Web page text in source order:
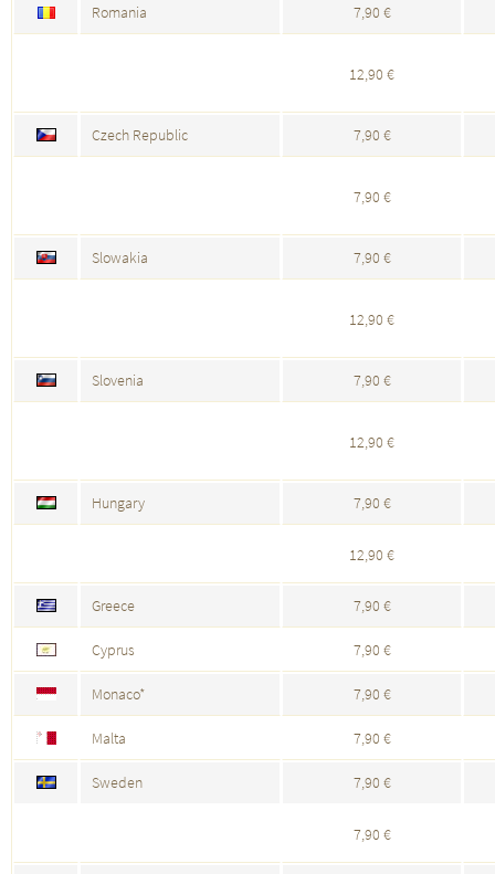
Romania 7,90 €
12,90 €
Czech Republic 7,90 €
7,90 €
Slowakia 7,90 €
12,90 €
Slovenia 7,90 €
12,90 €
Hungary 7,90 €
12,90 €
Greece 7,90 €
Cyprus 7,90 €
Monaco* 7,90 €
Malta 7,90 €
Sweden 7,90 €
7,90 €